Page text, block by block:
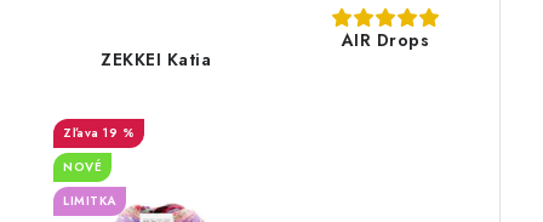
ZEKKEI Katia
19 %
NOVÉ
LIMITKA
AIR Drops